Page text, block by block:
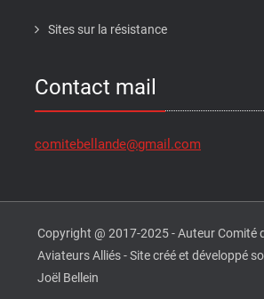
Sites sur la résistance
Contact mail
comitebellande@gmail.com
Copyright @ 2017-2025 - Auteur Comité
Aviateurs Alliés - Site créé et développé
Joël Bellein